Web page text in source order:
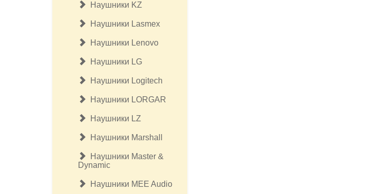
Наушники KZ
Наушники Lasmex
Наушники Lenovo
Наушники LG
Наушники Logitech
Наушники LORGAR
Наушники LZ
Наушники Marshall
Наушники Master &
Dynamic
Наушники MEE Audio